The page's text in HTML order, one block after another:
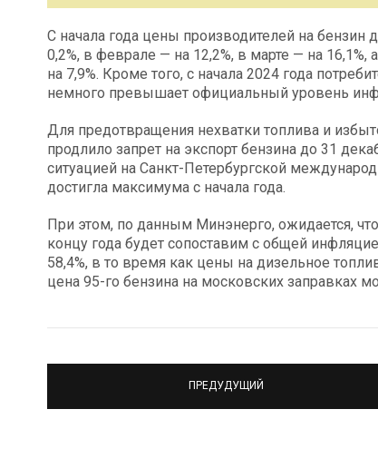
С начала года цены производителей на
0,2%, в феврале — на 12,2%, в марте — на
на 7,9%. Кроме того, с начала 2024 года
немного превышает официальный уровень
Для предотвращения нехватки топлива и
продлило запрет на экспорт бензина до 31
ситуацией на Санкт-Петербургской
достигла максимума с начала года.
При этом, по данным Минэнерго, ожидается,
концу года будет сопоставим с общей
58,4%, в то время как цены на дизельное
цена 95-го бензина на московских заправках
ПРЕДУДУЩИЙ